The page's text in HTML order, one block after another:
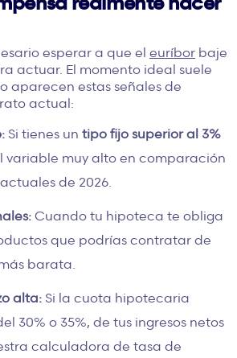
esperar a que el euríbor baje
actuar. El momento ideal suele
aparecen estas señales de
actual:
Si tienes un tipo fijo superior al 3%
variable muy alto en comparación
de 2026.
Cuando tu hipoteca te obliga
que podrías contratar de
barata.
alta: Si la cuota hipotecaria
30% o 35%, de tus ingresos netos
calculadora de tasa de